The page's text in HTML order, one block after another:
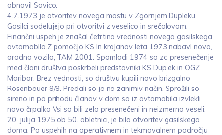
obnovil Savico.
4.7.1973 je otvoritev novega mostu v Zgornjem Dupleku.
Gasilci sodelujejo pri otvoritvi z veselico in srečolovom.
Finančni uspeh je znašal četrtino vrednosti novega gasilskega
avtomobila.Z pomočjo KS in krajanov leta 1973 nabavi novo,
orodno vozilo, TAM 2001. Spomladi 1974 so za presenečenje
med člani društva poskrbeli predstavniki KS Duplek in OGZ
Maribor. Brez vednosti, so društvu kupili novo brizgalno
Rosenbauer 8/8. Predali so jo na zanimiv način. Sprožili so
sireno in po prihodu članov v dom so iz avtomobila izvlekli
novo črpalko Vsi so bili zelo presenečeni in neizmerno veseli.
20. julija 1975 ob 50. obletnici, je bila otvoritev gasilskega
doma. Po uspehih na operativnem in tekmovalnem področju